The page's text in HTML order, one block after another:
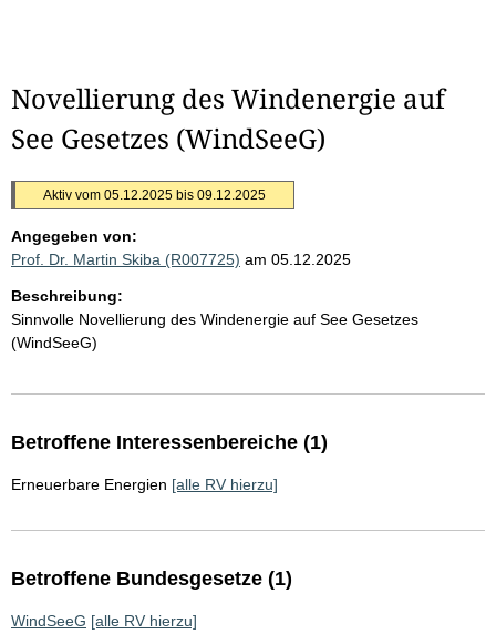
Novellierung des Windenergie auf
See Gesetzes (WindSeeG)
Aktiv vom 05.12.2025 bis 09.12.2025
Angegeben von:
Prof. Dr. Martin Skiba (R007725) am 05.12.2025
Beschreibung:
Sinnvolle Novellierung des Windenergie auf See Gesetzes
(WindSeeG)
Betroffene Interessenbereiche (1)
Erneuerbare Energien [alle RV hierzu]
Betroffene Bundesgesetze (1)
WindSeeG [alle RV hierzu]